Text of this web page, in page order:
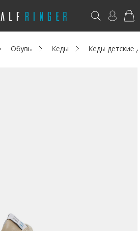
club@ralf.ru
Обувь Кеды Кеды